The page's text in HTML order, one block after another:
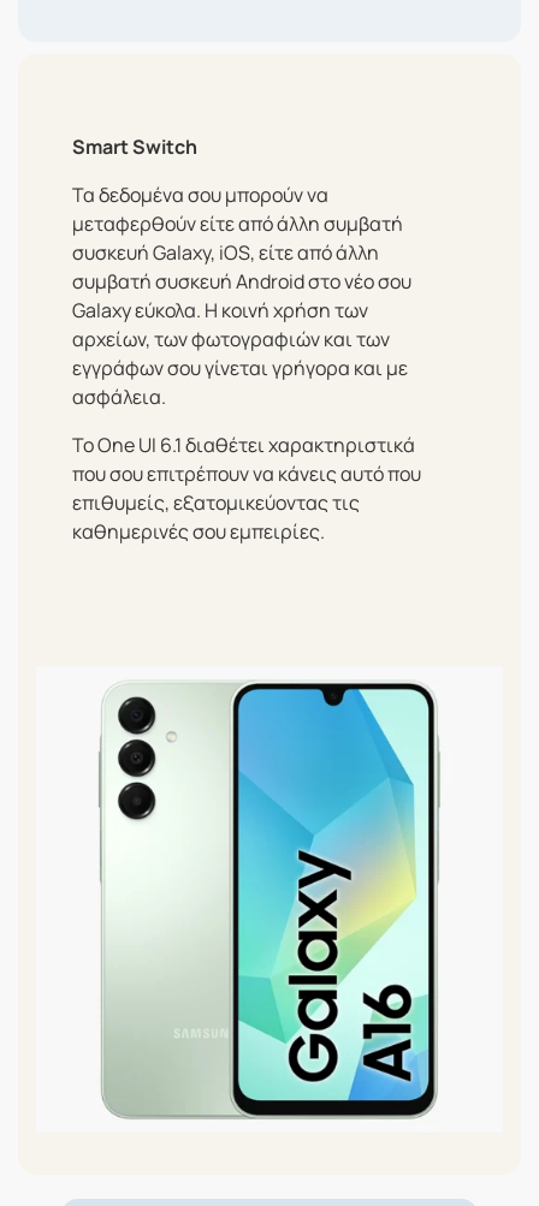
Smart Switch
Τα δεδομένα σου μπορούν να
μεταφερθούν είτε από άλλη συμβατή
συσκευή Galaxy, iOS, είτε από άλλη
συμβατή συσκευή Android στο νέο σου
Galaxy εύκολα. Η κοινή χρήση των
αρχείων, των φωτογραφιών και των
εγγράφων σου γίνεται γρήγορα και με
ασφάλεια.
To One UI 6.1 διαθέτει χαρακτηριστικά
που σου επιτρέπουν να κάνεις αυτό που
επιθυμείς, εξατομικεύοντας τις
καθημερινές σου εμπειρίες.